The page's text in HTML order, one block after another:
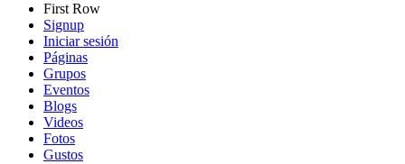
First Row
Signup
Iniciar sesión
Páginas
Grupos
Eventos
Blogs
Videos
Fotos
Gustos